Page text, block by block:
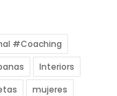
#Coaching
Interiors
mujeres